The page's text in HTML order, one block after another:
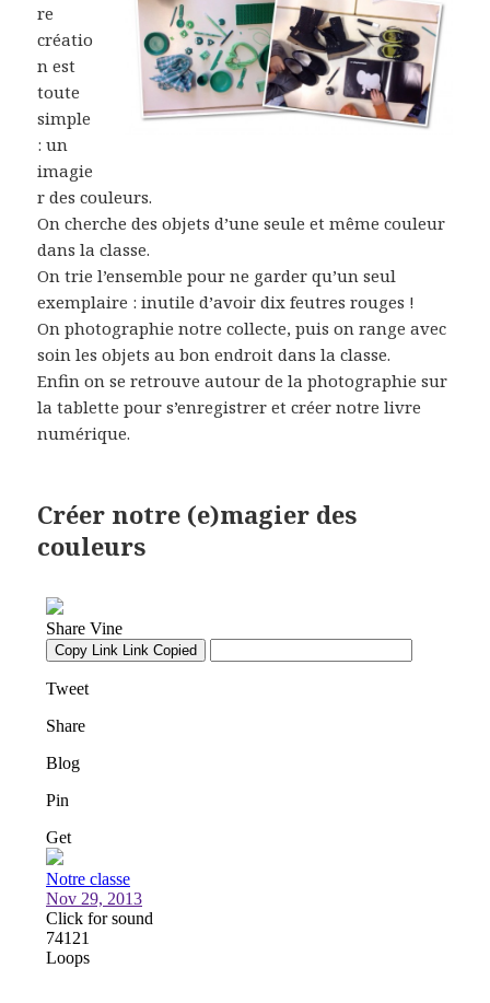
re
créatio
n est
toute
simple
: un
imagie
r des couleurs.
On cherche des objets d’une seule et même couleur
dans la classe.
On trie l’ensemble pour ne garder qu’un seul
exemplaire : inutile d’avoir dix feutres rouges !
On photographie notre collecte, puis on range avec
soin les objets au bon endroit dans la classe.
Enfin on se retrouve autour de la photographie sur
la tablette pour s’enregistrer et créer notre livre
numérique.
Créer notre (e)magier des
couleurs